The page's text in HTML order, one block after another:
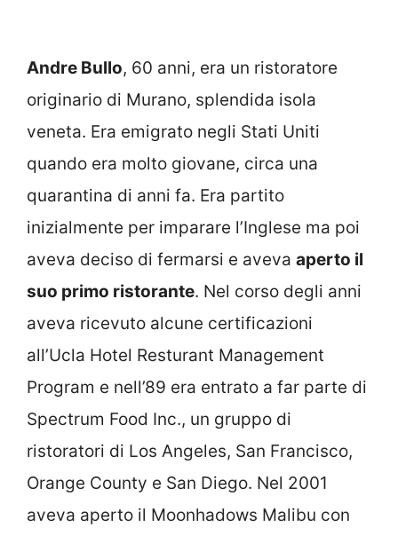
Andre Bullo, 60 anni, era un ristoratore
originario di Murano, splendida isola
veneta. Era emigrato negli Stati Uniti
quando era molto giovane, circa una
quarantina di anni fa. Era partito
inizialmente per imparare l’Inglese ma poi
aveva deciso di fermarsi e aveva aperto il
suo primo ristorante. Nel corso degli anni
aveva ricevuto alcune certificazioni
all’Ucla Hotel Resturant Management
Program e nell’89 era entrato a far parte di
Spectrum Food Inc., un gruppo di
ristoratori di Los Angeles, San Francisco,
Orange County e San Diego. Nel 2001
aveva aperto il Moonhadows Malibu con